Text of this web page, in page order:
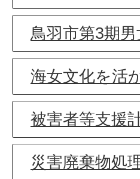
鳥羽市第3期
海女文化を活
被害者等支援
災害廃棄物処